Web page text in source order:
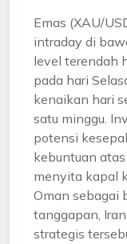
Emas (XAU/
intraday di
level terendah
pada hari
kenaikan hari
satu minggu.
potensi
kebuntuan
menyita kapal
Oman sebagai
tanggapan,
strategis